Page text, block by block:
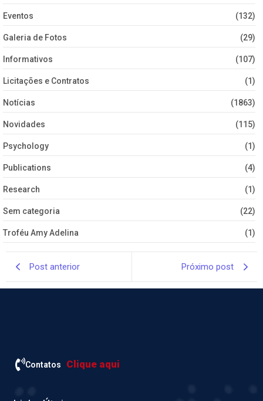
Eventos (132)
Galeria de Fotos (29)
Informativos (107)
Licitações e Contratos (1)
Notícias (1863)
Novidades (115)
Psychology (1)
Publications (4)
Research (1)
Sem categoria (22)
Troféu Amy Adelina (1)
Post anterior Próximo post
Contatos Clique aqui